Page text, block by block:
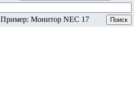
Пример: Монитор NEC 17